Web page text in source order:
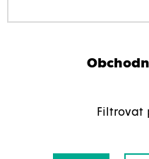
Filtrovat